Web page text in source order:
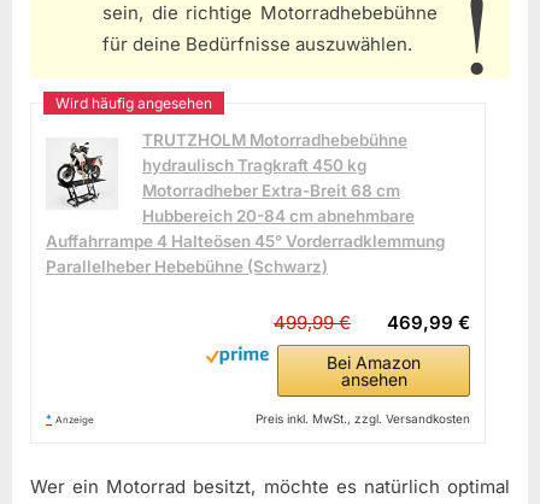
sein, die richtige Motorradhebebühne
für deine Bedürfnisse auszuwählen.
TRUTZHOLM Motorradhebebühne
hydraulisch Tragkraft 450 kg
Motorradheber Extra-Breit 68 cm
Hubbereich 20-84 cm abnehmbare
Auffahrrampe 4 Halteösen 45° Vorderradklemmung
Parallelheber Hebebühne (Schwarz)
469,99 €
499,99 €
Bei Amazon
ansehen
* Anzeige Preis inkl. MwSt., zzgl. Versandkosten
Wer ein Motorrad besitzt, möchte es natürlich optimal